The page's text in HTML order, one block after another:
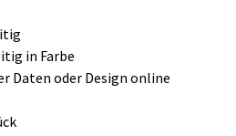
in Farbe
Daten oder Design online